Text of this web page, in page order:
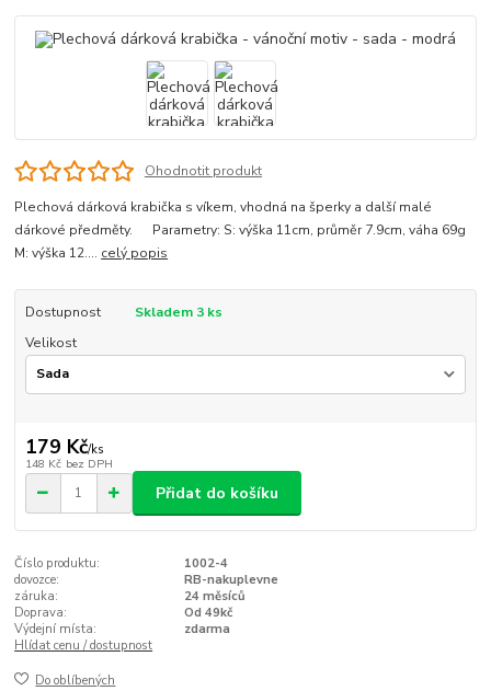
Ohodnotit produkt
Plechová dárková krabička s víkem, vhodná na šperky a další malé
dárkové předměty. Parametry: S: výška 11cm, průměr 7.9cm, váha 69g
M: výška 12.... celý popis
Dostupnost
Skladem 3 ks
Velikost
179 Kč/ks
148 Kč bez DPH
Přidat do košíku
Číslo produktu:
1002-4
dovozce:
RB-nakuplevne
záruka:
24 měsíců
Doprava:
Od 49kč
Výdejní místa:
zdarma
Hlídat cenu / dostupnost
Do oblíbených